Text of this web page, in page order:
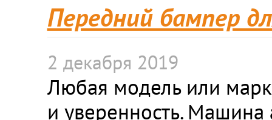
Передний бампер
2 декабря 2019
Любая модель или
и уверенность. Машина